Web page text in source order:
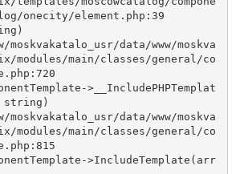
onecity/element.php:39
main/classes/general/co
>__IncludePHPTemplat
string)
main/classes/general/co
>IncludeTemplate(arr